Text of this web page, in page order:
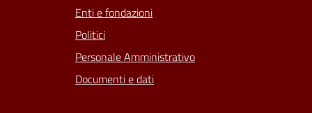
Enti e fondazioni
Politici
Personale Amministrativo
Documenti e dati